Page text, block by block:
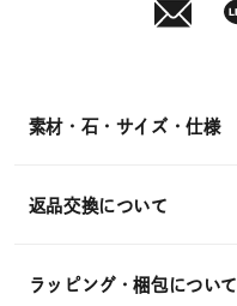
素材・石・サイズ・仕様
返品交換について
ラッピング・梱包について